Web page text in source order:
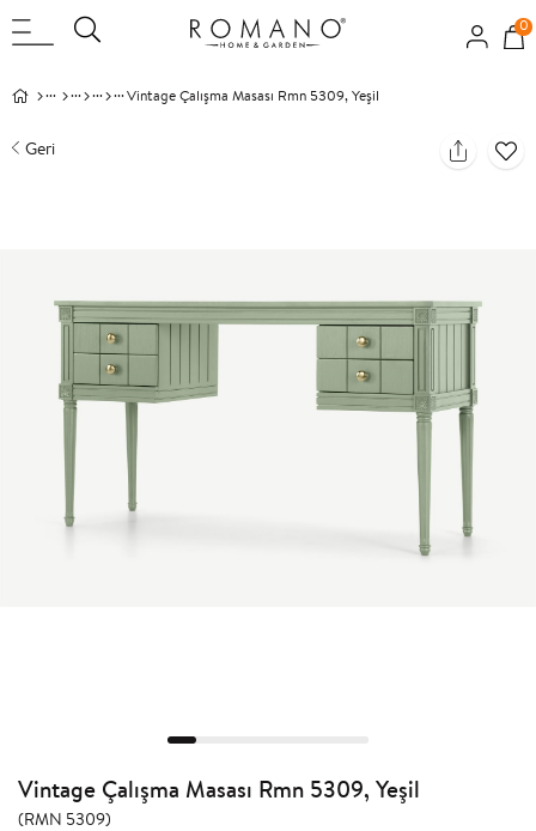
0
Vintage Çalışma Masası Rmn 5309, Yeşil
Geri
Vintage Çalışma Masası Rmn 5309, Yeşil
(RMN 5309)